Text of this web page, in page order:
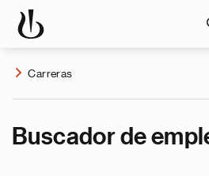
Carreras
Buscador de